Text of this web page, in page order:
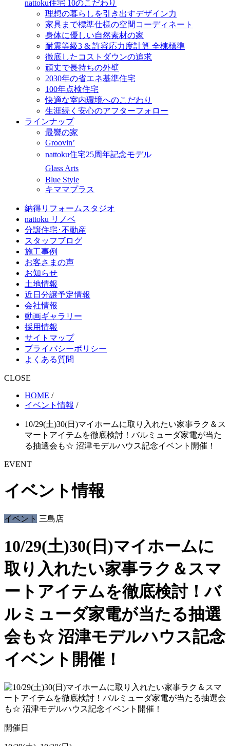
nattoku住宅 10のこだわり
理想の暮らしを引き出すデザイン力
家具まで標準仕様の空間コーディネート
身体に優しい自然素材の家
耐震等級3 & 許容応力度計算 全棟標準
徹底したコストダウンの追求
頑丈で長持ちの外壁
2030年の省エネ基準住宅
100年点検住宅
快適な室内環境へのこだわり
生涯続く安心のアフターフォロー
ラインナップ
最響の家
Groovin’
nattoku住宅25周年記念モデル
Glass Arts
Blue Style
キママプラス
納得リフォームスタジオ
nattoku リノベ
分譲住宅･不動産
スタッフブログ
施工事例
お客さまの声
お知らせ
土地情報
近日分譲予定情報
会社情報
動画ギャラリー
採用情報
サイトマップ
プライバシーポリシー
よくある質問
CLOSE
HOME /
イベント情報 /
10/29(土)30(日)マイホームに取り入れたい家事ラク＆ス
マートアイテムを徹底検討！バルミューダ家電が当た
る抽選会も☆ 沼津モデルハウス記念イベント開催！
EVENT
イベント情報
イベント 三島店
10/29(土)30(日)マイホームに
取り入れたい家事ラク＆スマ
ートアイテムを徹底検討！バ
ルミューダ家電が当たる抽選
会も☆ 沼津モデルハウス記念
イベント開催！
開催日